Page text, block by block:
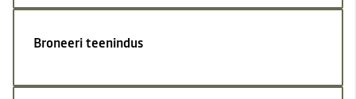
Broneeri teenindus